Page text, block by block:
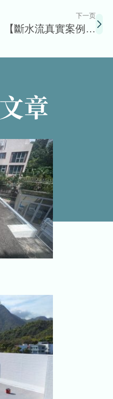
下一页
【斷水流真實案例分
天台及牆身防水工程
章